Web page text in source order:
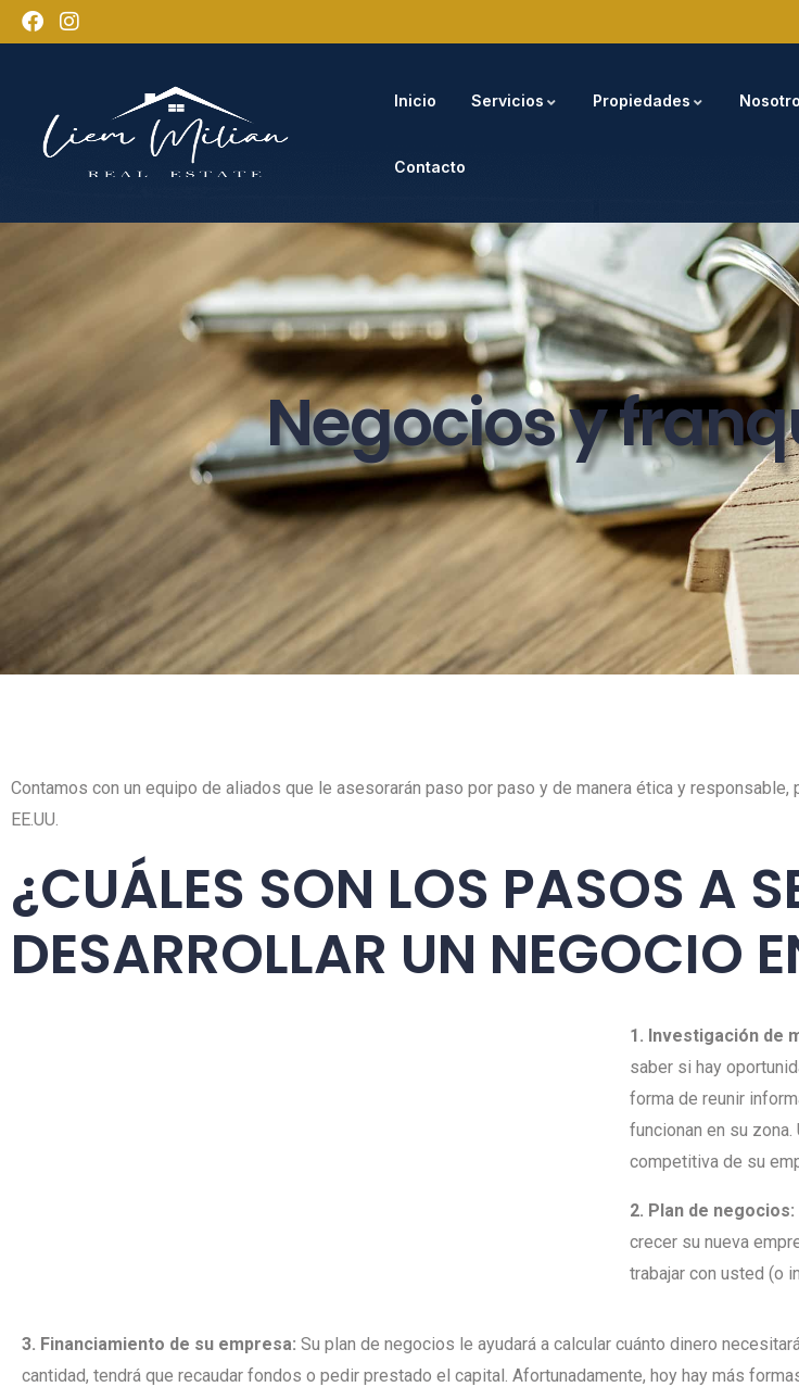
Inicio Servicios Propiedades
Contacto
Negocios y
Contamos con un equipo de aliados que le asesorarán paso por paso y de manera ética y
EE.UU.
¿CUÁLES SON LOS PASOS A
DESARROLLAR UN NEGOCIO
1. Investigación de
saber si hay
forma de reunir
funcionan en su
competitiva de su
2. Plan de negocios:
crecer su nueva
trabajar con usted (o
3. Financiamiento de su empresa: Su plan de negocios le ayudará a calcular cuánto dinero
cantidad, tendrá que recaudar fondos o pedir prestado el capital. Afortunadamente, hoy hay más